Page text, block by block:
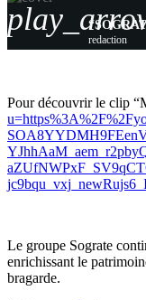
redaction
Pour découvrir le clip
Le groupe Sograte
enrichissant le
bragarde.